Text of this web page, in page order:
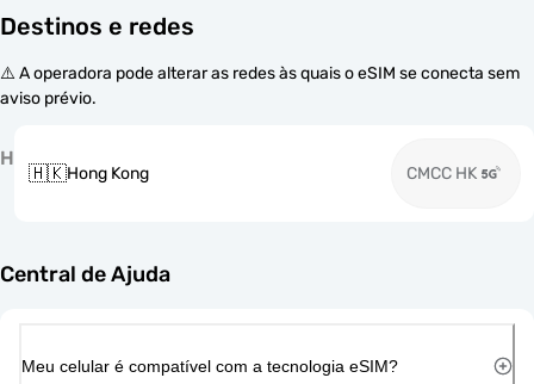
Destinos e redes
⚠️ A operadora pode alterar as redes às quais o eSIM se conecta sem
aviso prévio.
H
🇭🇰Hong Kong CMCC HK
Central de Ajuda
Meu celular é compatível com a tecnologia eSIM?